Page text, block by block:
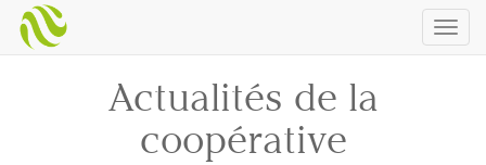
Actualités de la
coopérative